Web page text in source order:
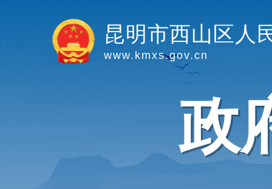
昆明市西山区人
www.kmxs.gov.cn
政